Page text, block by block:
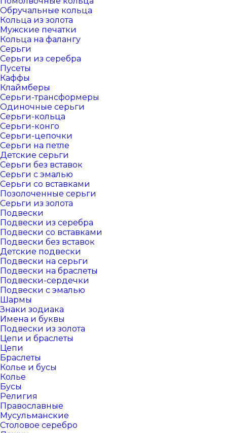
Обручальные кольца
Кольца из золота
Мужские печатки
Кольца на фалангу
Серьги
Серьги из серебра
Пусеты
Каффы
Клаймберы
Серьги-трансформеры
Одиночные серьги
Серьги-кольца
Серьги-конго
Серьги-цепочки
Серьги на петле
Детские серьги
Серьги без вставок
Серьги с эмалью
Серьги со вставками
Позолоченные серьги
Серьги из золота
Подвески
Подвески из серебра
Подвески со вставками
Подвески без вставок
Детские подвески
Подвески на серьги
Подвески на браслеты
Подвески-сердечки
Подвески с эмалью
Шармы
Знаки зодиака
Имена и буквы
Подвески из золота
Цепи и браслеты
Цепи
Браслеты
Колье и бусы
Колье
Бусы
Религия
Православные
Мусульманские
Столовое серебро